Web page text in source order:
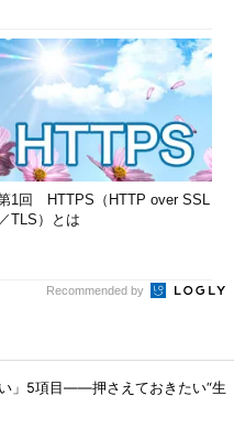
1回 HTTPS（HTTP over SSL
／TLS）とは
Recommended by
」5項目――押さえておきたい“生